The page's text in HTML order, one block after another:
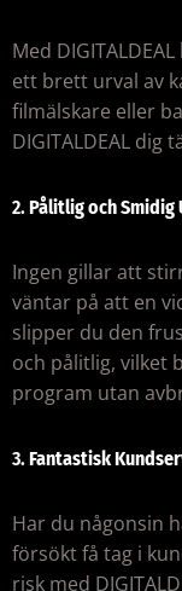
Med
ett brett urval av
filmälskare eller
DIGITALDEAL dig
2.Pålitlig och Smidig
Ingen gillar att
väntar på att en
slipper du den
och pålitlig, vilket
program utan
3.Fantastisk
Har du någonsin
försökt få tag i
risk med